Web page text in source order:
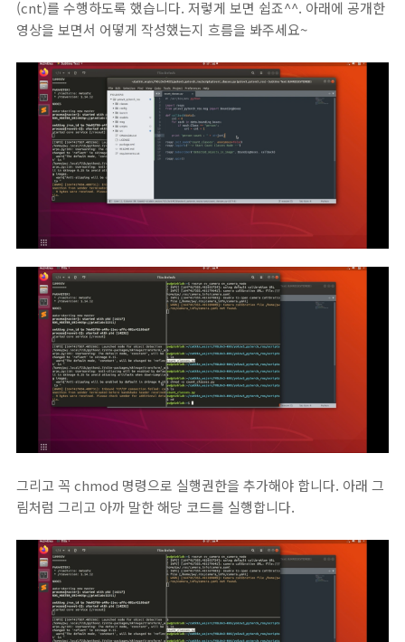
(cnt)를 수행하도록 했습니다. 저렇게 보면 쉽죠^^. 아래에 공개한
영상을 보면서 어떻게 작성했는지 흐름을 봐주세요~
그리고 꼭 chmod 명령으로 실행권한을 추가해야 합니다. 아래 그
림처럼 그리고 아까 말한 해당 코드를 실행합니다.